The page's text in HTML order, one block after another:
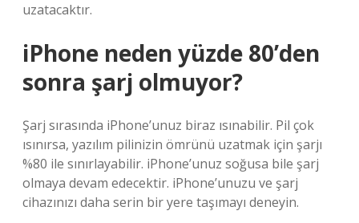
uzatacaktır.
iPhone neden yüzde 80’den
sonra şarj olmuyor?
Şarj sırasında iPhone’unuz biraz ısınabilir. Pil çok
ısınırsa, yazılım pilinizin ömrünü uzatmak için şarjı
%80 ile sınırlayabilir. iPhone’unuz soğusa bile şarj
olmaya devam edecektir. iPhone’unuzu ve şarj
cihazınızı daha serin bir yere taşımayı deneyin.